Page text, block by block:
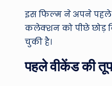
इस फिल्म ने अपने पहले
कलेक्शन को पीछे छोड़
चुकी है।
पहले वीकेंड की